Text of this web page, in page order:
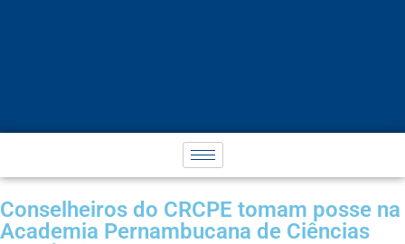
Conselheiros do CRCPE tomam posse na
Academia Pernambucana de Ciências